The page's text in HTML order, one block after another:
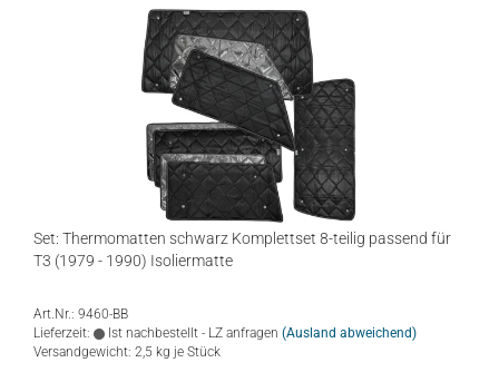
Set: Thermomatten schwarz Komplettset 8-teilig passend für
T3 (1979 - 1990) Isoliermatte
Art.Nr.: 9460-BB
Lieferzeit:
Ist nachbestellt - LZ anfragen (Ausland abweichend)
Versandgewicht: 2,5 kg je Stück